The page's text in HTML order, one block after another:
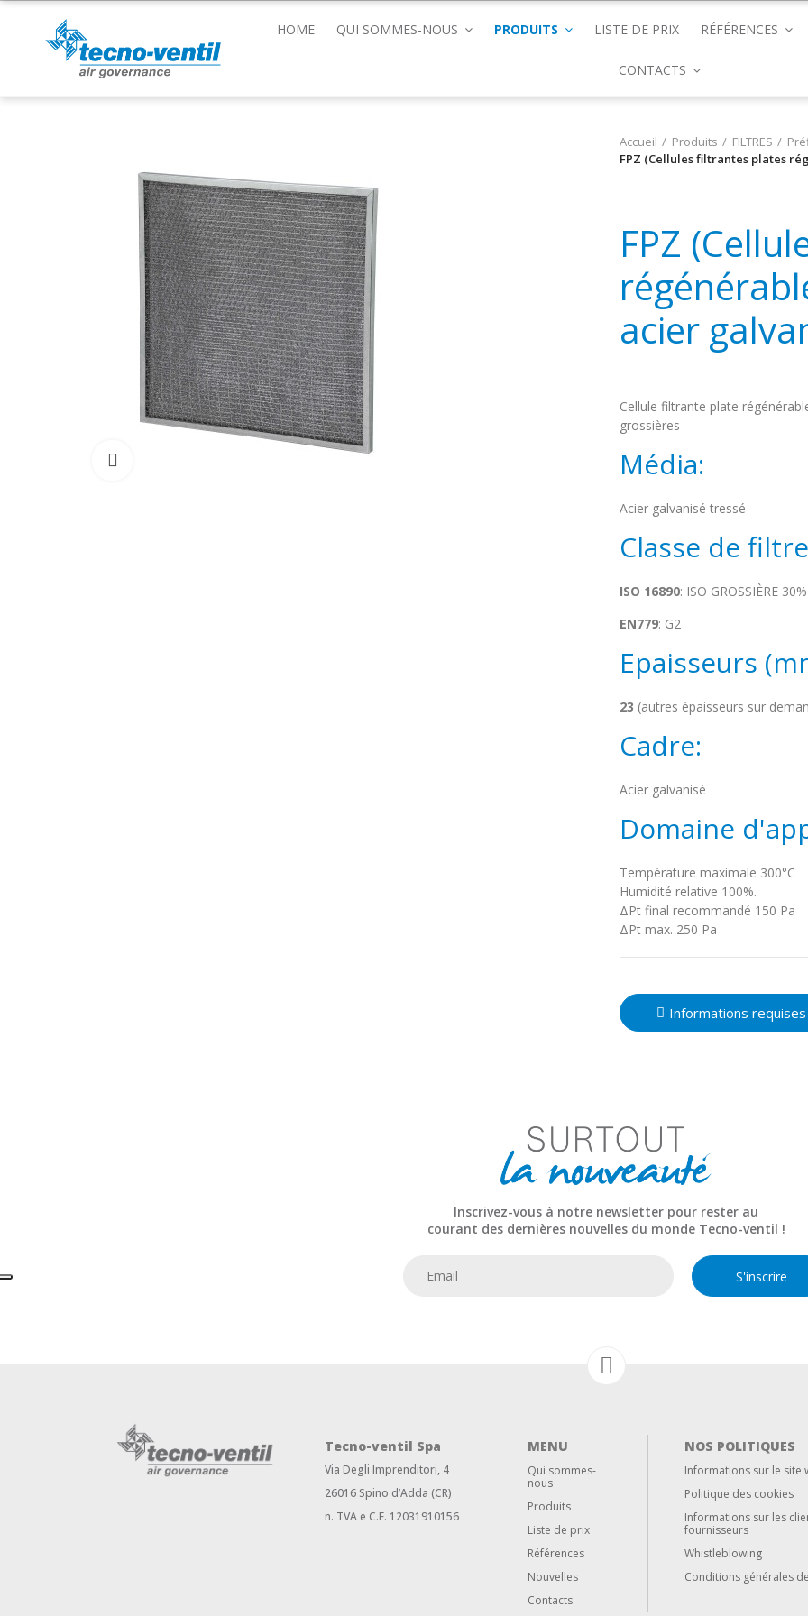
HOME QUI SOMMES-NOUS PRODUITS LISTE DE PRIX RÉFÉRENCES
CONTACTS
Accueil Produits FILTRES
FPZ (Cellules filtrantes plates
FPZ
acier
Cellule filtrante plate
grossières
Média:
Acier galvanisé tressé
Classe de
ISO 16890: ISO GROSSIÈRE 30%
EN779: G2
Epaisseurs
23 (autres épaisseurs sur
Cadre:
Acier galvanisé
Domaine
Température maximale 300°C
Humidité relative 100%.
ΔPt final recommandé 150 Pa
ΔPt max. 250 Pa
Informations requises
Inscrivez-vous à notre newsletter pour rester au
courant des dernières nouvelles du monde Tecno-ventil !
S'inscrire
Tecno-ventil Spa
Via Degli Imprenditori, 4
26016 Spino d’Adda (CR)
n. TVA e C.F. 12031910156
MENU
Qui sommes-
nous
Produits
Liste de prix
Références
Nouvelles
Contacts
NOS POLITIQUES
Informations sur le site
Politique des cookies
Informations sur les
fournisseurs
Whistleblowing
Conditions générales